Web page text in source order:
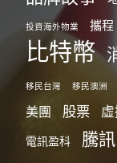
投資海外物業 攜程
比特幣
移民台灣 移民澳洲
美團 股票
電訊盈科 騰訊